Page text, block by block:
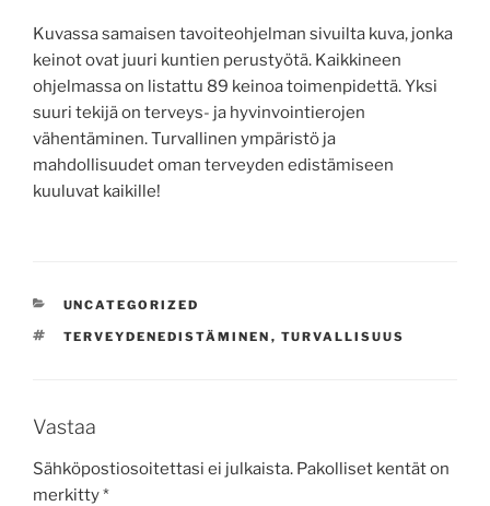
Kuvassa samaisen tavoiteohjelman sivuilta kuva, jonka
keinot ovat juuri kuntien perustyötä. Kaikkineen
ohjelmassa on listattu 89 keinoa toimenpidettä. Yksi
suuri tekijä on terveys- ja hyvinvointierojen
vähentäminen. Turvallinen ympäristö ja
mahdollisuudet oman terveyden edistämiseen
kuuluvat kaikille!
KATEGORIAT
UNCATEGORIZED
AVAINSANAT
TERVEYDENEDISTÄMINEN , TURVALLISUUS
Vastaa
Sähköpostiosoitettasi ei julkaista. Pakolliset kentät on
merkitty*